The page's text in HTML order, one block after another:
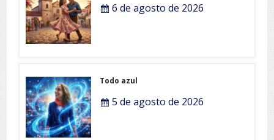
6 de agosto de 2026
Todo azul
5 de agosto de 2026